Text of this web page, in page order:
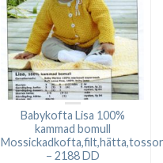
Babykofta Lisa 100%
kammad bomull
Mossickadkofta,filt,hätta,tossor
– 2188 DD